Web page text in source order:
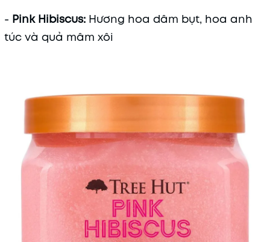
- Pink Hibiscus: Hương hoa dâm bụt, hoa anh
túc và quả mâm xôi